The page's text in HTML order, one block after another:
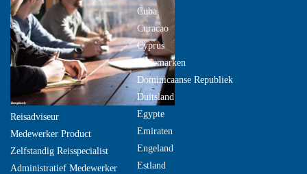
Reisadviseur
Medewerker Product
Zelfstandig Reisspecialist
Administratief Medewerker
Cuba
Curacao
Cyprus
Denemarken
Dominicaanse Republiek
Duitsland
Egypte
Emiraten
Engeland
Estland